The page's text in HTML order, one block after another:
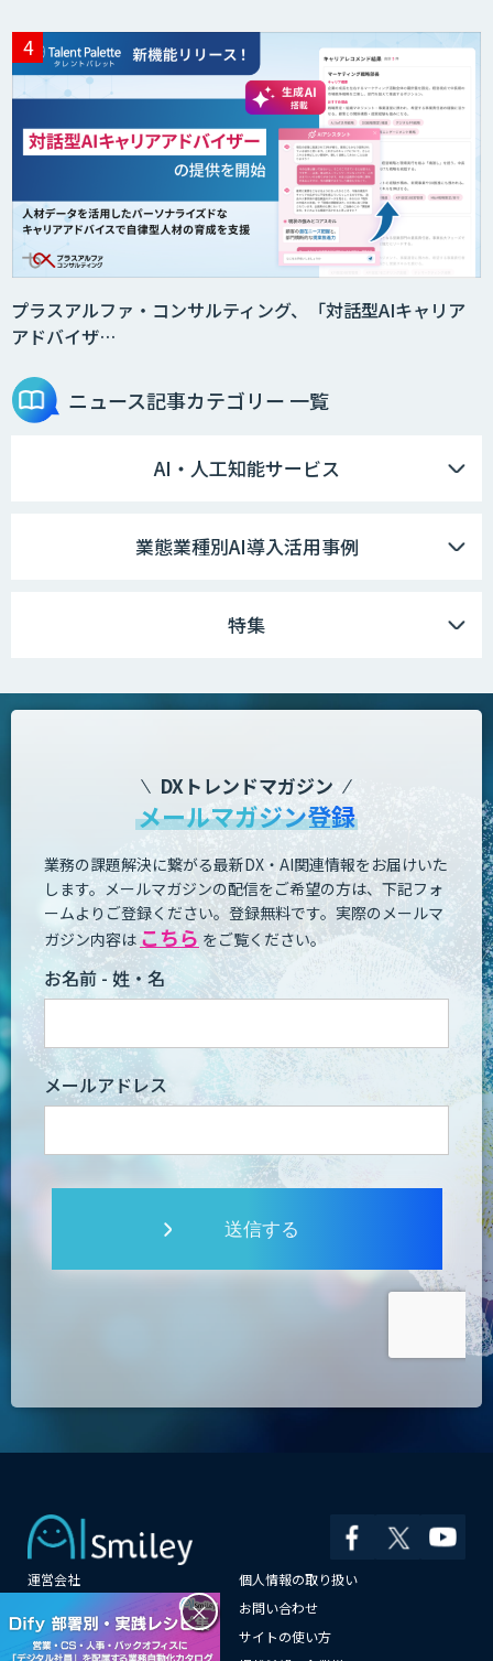
プラスアルファ・コンサルティング、「対話型AIキャリア
アドバイザ…
ニュース記事カテゴリー 一覧
AI・人工知能サービス
業態業種別AI導入活用事例
特集
DXトレンドマガジン
メールマガジン登録
業務の課題解決に繋がる最新DX・AI関連情報をお届けいた
します。 メールマガジンの配信をご希望の方は、下記フォ
ームよりご登録ください。登録無料です。 実際のメールマ
ガジン内容は こちら をご覧ください。
お名前 - 姓・名
メールアドレス
送信する
運営会社
個人情報の取り扱い
お問い合わせ
メールマガジン登録
サイトの使い方
×